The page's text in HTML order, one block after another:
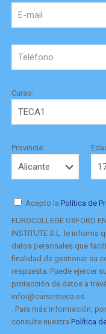
Curso:
Provincia:
Acepto la Política de
EUROCOLLEGE OXFORD
INSTITUTE S.L. le informa
datos personales que
finalidad de gestionar su
respuesta. Puede ejercer
protección de datos a
infor@cursosteca.es.
. Para más información,
consulte nuestra Política